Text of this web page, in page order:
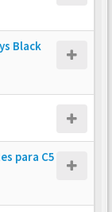
Black
para C5